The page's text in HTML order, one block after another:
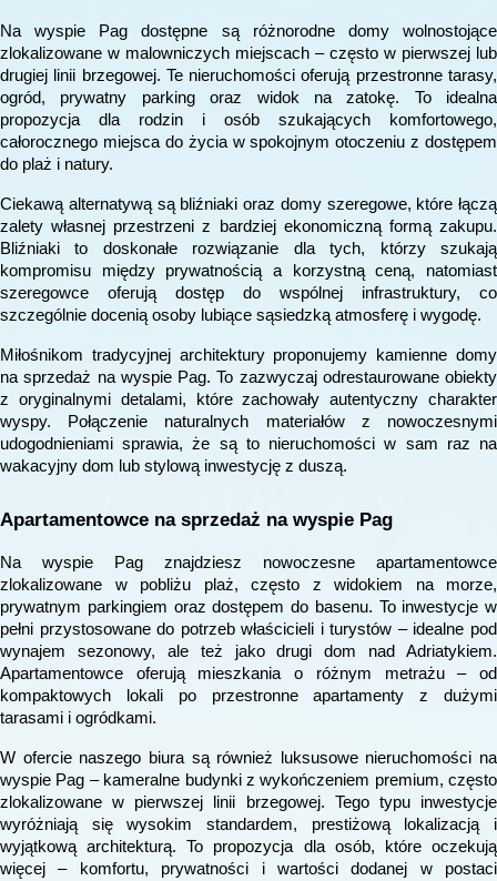
Na wyspie Pag dostępne są różnorodne domy wolnostojące
zlokalizowane w malowniczych miejscach – często w pierwszej lub
drugiej linii brzegowej. Te nieruchomości oferują przestronne tarasy,
ogród, prywatny parking oraz widok na zatokę. To idealna
propozycja dla rodzin i osób szukających komfortowego,
całorocznego miejsca do życia w spokojnym otoczeniu z dostępem
do plaż i natury.
Ciekawą alternatywą są bliźniaki oraz domy szeregowe, które łączą
zalety własnej przestrzeni z bardziej ekonomiczną formą zakupu.
Bliźniaki to doskonałe rozwiązanie dla tych, którzy szukają
kompromisu między prywatnością a korzystną ceną, natomiast
szeregowce oferują dostęp do wspólnej infrastruktury, co
szczególnie docenią osoby lubiące sąsiedzką atmosferę i wygodę.
Miłośnikom tradycyjnej architektury proponujemy kamienne domy
na sprzedaż na wyspie Pag. To zazwyczaj odrestaurowane obiekty
z oryginalnymi detalami, które zachowały autentyczny charakter
wyspy. Połączenie naturalnych materiałów z nowoczesnymi
udogodnieniami sprawia, że są to nieruchomości w sam raz na
wakacyjny dom lub stylową inwestycję z duszą.
Apartamentowce na sprzedaż na wyspie Pag
Na wyspie Pag znajdziesz nowoczesne apartamentowce
zlokalizowane w pobliżu plaż, często z widokiem na morze,
prywatnym parkingiem oraz dostępem do basenu. To inwestycje w
pełni przystosowane do potrzeb właścicieli i turystów – idealne pod
wynajem sezonowy, ale też jako drugi dom nad Adriatykiem.
Apartamentowce oferują mieszkania o różnym metrażu – od
kompaktowych lokali po przestronne apartamenty z dużymi
tarasami i ogródkami.
W ofercie naszego biura są również luksusowe nieruchomości na
wyspie Pag – kameralne budynki z wykończeniem premium, często
zlokalizowane w pierwszej linii brzegowej. Tego typu inwestycje
wyróżniają się wysokim standardem, prestiżową lokalizacją i
wyjątkową architekturą. To propozycja dla osób, które oczekują
więcej – komfortu, prywatności i wartości dodanej w postaci